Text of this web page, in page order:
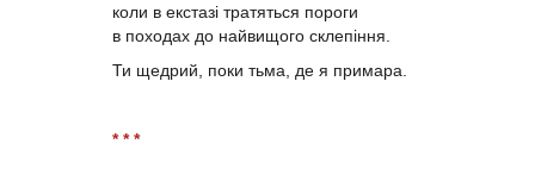
коли в екстазі тратяться пороги
в походах до найвищого склепіння.
Ти щедрий, поки тьма, де я примара.
* * *